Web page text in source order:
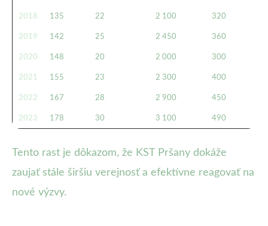
2018 135 22 2 100 320
2019 142 25 2 450 360
2020 148 20 2 000 300
2021 155 23 2 300 400
2022 167 28 2 900 450
2023 178 30 3 100 490
Tento rast je dôkazom, že KST Pršany dokáže
zaujať stále širšiu verejnosť a efektívne reagovať na
nové výzvy.